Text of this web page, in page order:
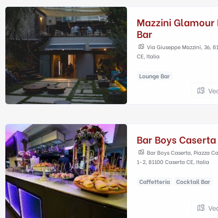
Mazzini Glamour
Bar
Via Giuseppe Mazzini, 36,
CE, Italia
Lounge Bar
Bar Boys Caserta
Bar Boys Caserta, Piazza
1-2, 81100 Caserta CE, Italia
Caffetteria Cocktail Bar